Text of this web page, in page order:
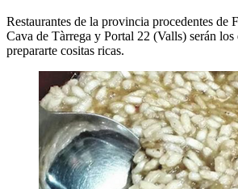
Restaurantes de la provincia procedentes de
Cava de Tàrrega y Portal 22 (Valls) serán los
prepararte cositas ricas.